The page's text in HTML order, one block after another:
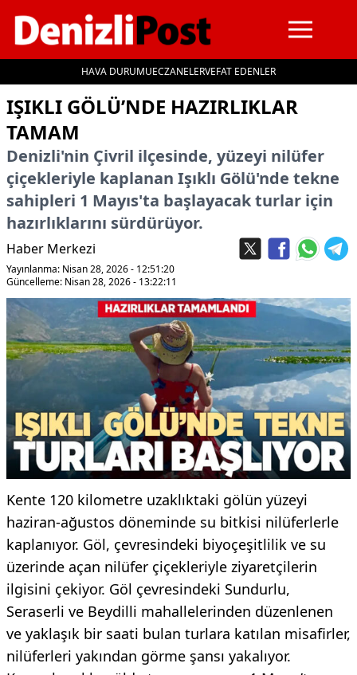
HAVA DURUMUECZANELERVEFAT EDENLER
IŞIKLI GÖLÜ’NDE HAZIRLIKLAR
TAMAM
Denizli'nin Çivril ilçesinde, yüzeyi nilüfer
çiçekleriyle kaplanan Işıklı Gölü'nde tekne
sahipleri 1 Mayıs'ta başlayacak turlar için
hazırlıklarını sürdürüyor.
Haber Merkezi
Yayınlanma: Nisan 28, 2026 - 12:51:20
Güncelleme: Nisan 28, 2026 - 13:22:11
Kente 120 kilometre uzaklıktaki gölün yüzeyi
haziran-ağustos döneminde su bitkisi nilüferlerle
kaplanıyor. Göl, çevresindeki biyoçeşitlilik ve su
üzerinde açan nilüfer çiçekleriyle ziyaretçilerin
ilgisini çekiyor. Göl çevresindeki Sundurlu,
Seraserli ve Beydilli mahallelerinden düzenlenen
ve yaklaşık bir saati bulan turlara katılan misafirler,
nilüferleri yakından görme şansı yakalıyor.